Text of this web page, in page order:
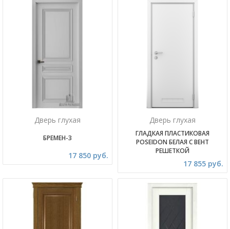
Дверь глухая
БРЕМЕН-3
17 850 руб.
Дверь глухая
ГЛАДКАЯ ПЛАСТИКОВАЯ
POSEIDON БЕЛАЯ С ВЕНТ
РЕШЕТКОЙ
17 855 руб.